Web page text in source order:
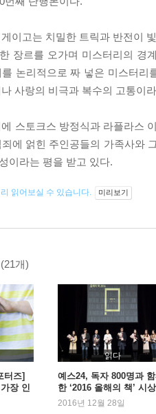
이고는 치밀한 트릭과 반전이
장르를 오가며 미스터리의 경
논리적으로 짜 넣은 미스터리
사랑의 비극과 복수의 고통이
스토크스 방정식과 라플라스
에 얽힌 주인공들의 가족사와
이라는 평을 받고 있다.
읽어보실 수 있습니다. 미리보기
(21개)
터즈]
장 인
읽다
예스24, 독자 800명과
한 ‘2016 올해의 책’ 시
2016년 12월 28일